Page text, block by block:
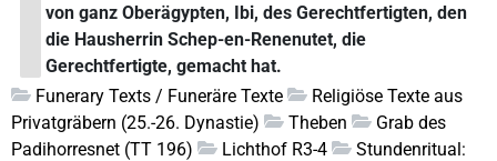
von ganz Oberägypten, Ibi, des Gerechtfertigten, den
die Hausherrin Schep-en-Renenutet, die
Gerechtfertigte, gemacht hat.
Funerary Texts / Funeräre Texte
Religiöse Texte aus
Privatgräbern (25.-26. Dynastie)
Theben
Grab des
Padihorresnet (TT 196)
Lichthof R3-4
Stundenritual: